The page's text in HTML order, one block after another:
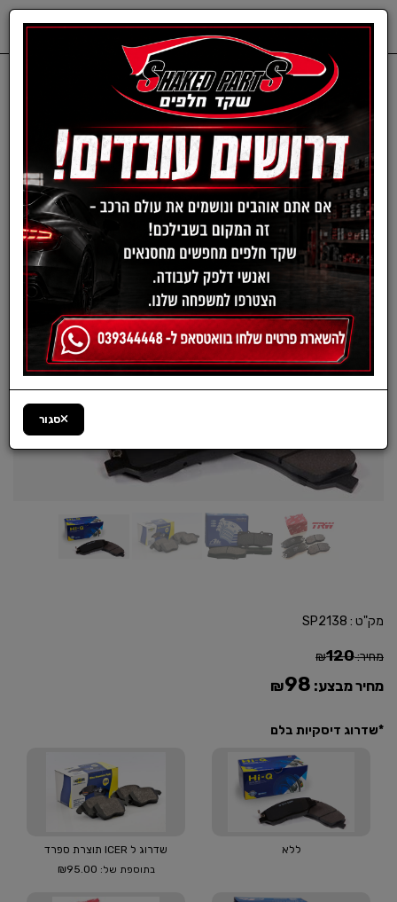
חלפים מכנים TOYOTA רפידות בלם - טויוטה
סט דיסקיות בלם קדמי
טויוטה ראב 4 מ07 / פריוס
פלוס מ12 / אוריס היברידי
מ11
מק"ט : SP2138
מחיר: ₪120
מחיר מבצע: ₪98
*שדרוג דיסקיות בלם
ללא שדרוג ל ICER תוצרת ספרד
בתוספת של: ₪95.00
סגור